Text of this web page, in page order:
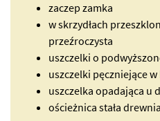
zaczep zamka
w skrzydłach
przeźroczysta
uszczelki o
uszczelki pęczniejące
uszczelka opadająca u
ościeżnica stała